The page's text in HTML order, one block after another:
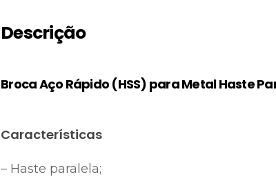
Descrição
Broca Aço Rápido (HSS) para Metal Haste
Características
– Haste paralela;